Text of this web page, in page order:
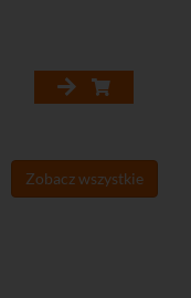
Zobacz wszystkie